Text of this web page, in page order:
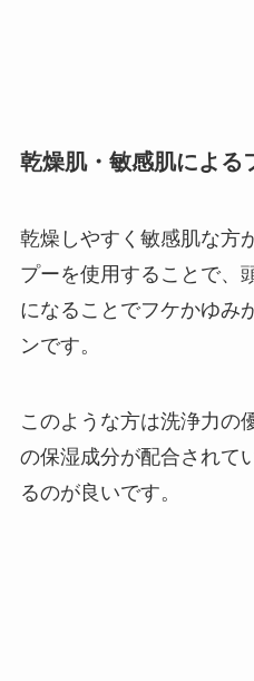
乾燥肌・敏感肌による
乾燥しやすく敏感肌な方
プーを使用することで、
になることでフケかゆみ
ンです。
このような方は洗浄力の
の保湿成分が配合されて
るのが良いです。